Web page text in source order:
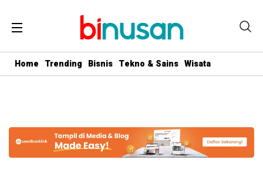
center} #geserkiri, #geserkanan { display: none } .totalpembaca {
display: none }
Home Trending Bisnis Tekno & Sains Wisata